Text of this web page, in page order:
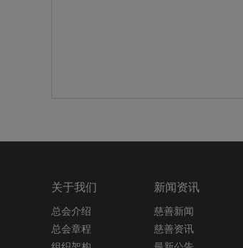
关于我们
总会介绍
总会章程
新闻资讯
慈善新闻
慈善资讯